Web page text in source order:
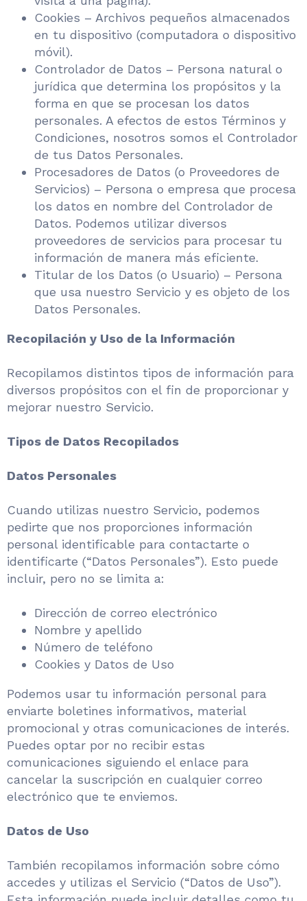
Cookies – Archivos pequeños almacenados
en tu dispositivo (computadora o dispositivo
móvil).
Controlador de Datos – Persona natural o
jurídica que determina los propósitos y la
forma en que se procesan los datos
personales. A efectos de estos Términos y
Condiciones, nosotros somos el Controlador
de tus Datos Personales.
Procesadores de Datos (o Proveedores de
Servicios) – Persona o empresa que procesa
los datos en nombre del Controlador de
Datos. Podemos utilizar diversos
proveedores de servicios para procesar tu
información de manera más eficiente.
Titular de los Datos (o Usuario) – Persona
que usa nuestro Servicio y es objeto de los
Datos Personales.
Recopilación y Uso de la Información
Recopilamos distintos tipos de información para
diversos propósitos con el fin de proporcionar y
mejorar nuestro Servicio.
Tipos de Datos Recopilados
Datos Personales
Cuando utilizas nuestro Servicio, podemos
pedirte que nos proporciones información
personal identificable para contactarte o
identificarte (“Datos Personales”). Esto puede
incluir, pero no se limita a:
Dirección de correo electrónico
Nombre y apellido
Número de teléfono
Cookies y Datos de Uso
Podemos usar tu información personal para
enviarte boletines informativos, material
promocional y otras comunicaciones de interés.
Puedes optar por no recibir estas
comunicaciones siguiendo el enlace para
cancelar la suscripción en cualquier correo
electrónico que te enviemos.
Datos de Uso
También recopilamos información sobre cómo
accedes y utilizas el Servicio (“Datos de Uso”).